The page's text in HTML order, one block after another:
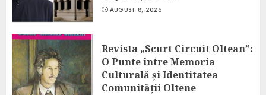
AUGUST 8, 2026
Revista „Scurt Circuit Oltean”:
O Punte între Memoria
Culturală și Identitatea
Comunității Oltene